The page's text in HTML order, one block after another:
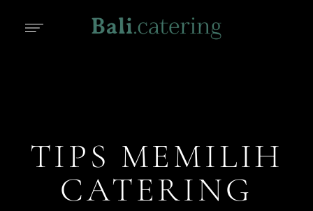
TIPS MEMILIH
CATERING